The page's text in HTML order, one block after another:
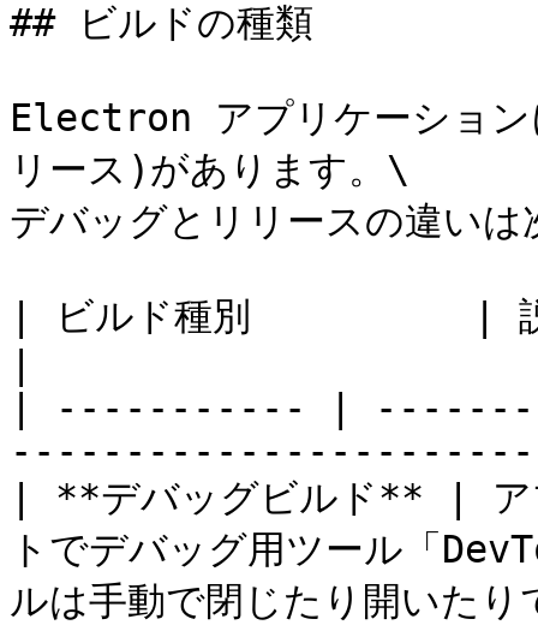
## ビルドの種類
Electron アプリケーション
リース)があります。\
デバッグとリリースの違いは
| ビルド種別　　　　   |
| ----------- |
| **デバッグビルド** | ア
トでデバッグ用ツール「
ルは手動で閉じたり開いた